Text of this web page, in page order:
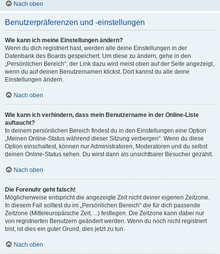
Nach oben
Benutzerpräferenzen und -einstellungen
Wie kann ich meine Einstellungen ändern?
Wenn du dich registriert hast, werden alle deine Einstellungen in der
Datenbank des Boards gespeichert. Um diese zu ändern, gehe in den
„Persönlichen Bereich“; der Link dazu wird meist oben auf der Seite angezeigt,
wenn du auf deinen Benutzernamen klickst. Dort kannst du alle deine
Einstellungen ändern.
Nach oben
Wie kann ich verhindern, dass mein Benutzername in der Online-Liste
auftaucht?
In deinem persönlichen Bereich findest du in den Einstellungen eine Option
„Meinen Online-Status während dieser Sitzung verbergen“. Wenn du diese
Option einschaltest, können nur Administratoren, Moderatoren und du selbst
deinen Online-Status sehen. Du wirst dann als unsichtbarer Besucher gezählt.
Nach oben
Die Forenuhr geht falsch!
Möglicherweise entspricht die angezeigte Zeit nicht deiner eigenen Zeitzone.
In diesem Fall solltest du im „Persönlichen Bereich“ die für dich passende
Zeitzone (Mitteleuropäische Zeit, ...) festlegen. Die Zeitzone kann dabei nur
von registrierten Benutzern geändert werden. Wenn du noch nicht registriert
bist, ist dies ein guter Grund, dies jetzt zu tun.
Nach oben